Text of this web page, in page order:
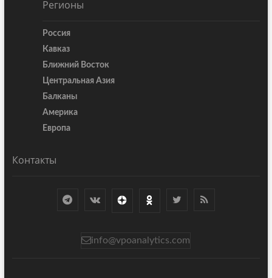
Регионы
Россия
Кавказ
Ближний Восток
Центральная Азия
Балканы
Америка
Европа
Контакты
info@vpoanalytics.com